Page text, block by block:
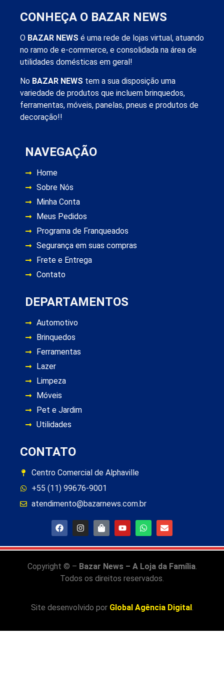
CONHEÇA O BAZAR NEWS
O BAZAR NEWS é uma rede de lojas virtual, atuando
no ramo de e-commerce, e consolidada na área de
utilidades domésticas em geral!
No BAZAR NEWS tem a sua disposição uma
variedade de produtos que incluem brinquedos,
ferramentas, móveis, panelas, pneus e produtos de
decoração!!
NAVEGAÇÃO
Home
Sobre Nós
Minha Conta
Meus Pedidos
Programa de Franqueados
Segurança em suas compras
Frete e Entrega
Contato
DEPARTAMENTOS
Automotivo
Brinquedos
Ferramentas
Lazer
Limpeza
Móveis
Pet e Jardim
Utilidades
CONTATO
Centro Comercial de Alphaville
+55 (11) 99676-9001
atendimento@bazarnews.com.br
Copyright © – Bazar News – A Loja da Família.
Todos os direitos reservados.
Site desenvolvido por Global Agência Digital.